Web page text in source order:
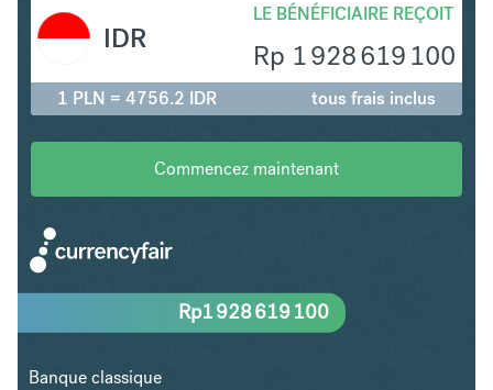
LE BÉNÉFICIAIRE REÇOIT
Rp 1 928 619 100
IDR
1 PLN = 4756.2 IDR tous frais inclus
Commencez maintenant
Rp1 928 619 100
Banque classique